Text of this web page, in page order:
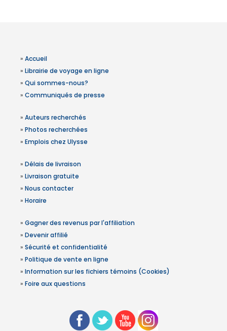
» Accueil
» Librairie de voyage en ligne
» Qui sommes-nous?
» Communiqués de presse
» Auteurs recherchés
» Photos recherchées
» Emplois chez Ulysse
» Délais de livraison
» Livraison gratuite
» Nous contacter
» Horaire
» Gagner des revenus par l'affiliation
» Devenir affilié
» Sécurité et confidentialité
» Politique de vente en ligne
» Information sur les fichiers témoins (Cookies)
» Foire aux questions